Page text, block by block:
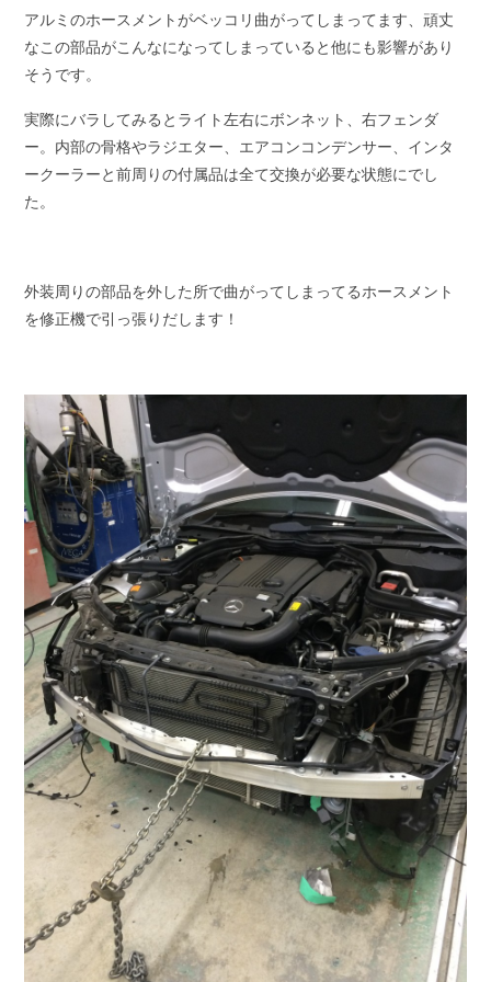
アルミのホースメントがベッコリ曲がってしまってます、頑丈
なこの部品がこんなになってしまっていると他にも影響があり
そうです。
実際にバラしてみるとライト左右にボンネット、右フェンダ
ー。内部の骨格やラジエター、エアコンコンデンサー、インタ
ークーラーと前周りの付属品は全て交換が必要な状態にでし
た。
外装周りの部品を外した所で曲がってしまってるホースメント
を修正機で引っ張りだします！